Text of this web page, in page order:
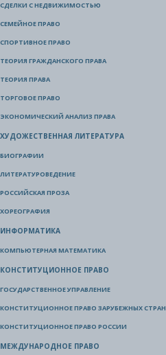
СДЕЛКИ С НЕДВИЖИМОСТЬЮ
СЕМЕЙНОЕ ПРАВО
СПОРТИВНОЕ ПРАВО
ТЕОРИЯ ГРАЖДАНСКОГО ПРАВА
ТЕОРИЯ ПРАВА
ТОРГОВОЕ ПРАВО
ЭКОНОМИЧЕСКИЙ АНАЛИЗ ПРАВА
ХУДОЖЕСТВЕННАЯ ЛИТЕРАТУРА
БИОГРАФИИ
ЛИТЕРАТУРОВЕДЕНИЕ
РОССИЙСКАЯ ПРОЗА
ХОРЕОГРАФИЯ
ИНФОРМАТИКА
КОМПЬЮТЕРНАЯ МАТЕМАТИКА
КОНСТИТУЦИОННОЕ ПРАВО
ГОСУДАРСТВЕННОЕ УПРАВЛЕНИЕ
КОНСТИТУЦИОННОЕ ПРАВО ЗАРУБЕЖНЫХ СТРАН
КОНСТИТУЦИОННОЕ ПРАВО РОССИИ
МЕЖДУНАРОДНОЕ ПРАВО